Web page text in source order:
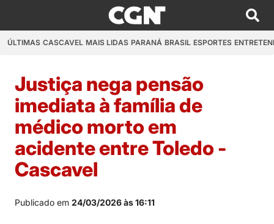
ÚLTIMAS CASCAVEL MAIS LIDAS PARANÁ BRASIL ESPORTES
Justiça nega pensão
imediata à família de
médico morto em
acidente entre Toledo -
Cascavel
Publicado em 24/03/2026 às 16:11